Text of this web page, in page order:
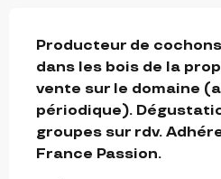
Producteur de
dans les bois de la
vente sur le domaine
périodique).
groupes sur rdv.
France Passion.